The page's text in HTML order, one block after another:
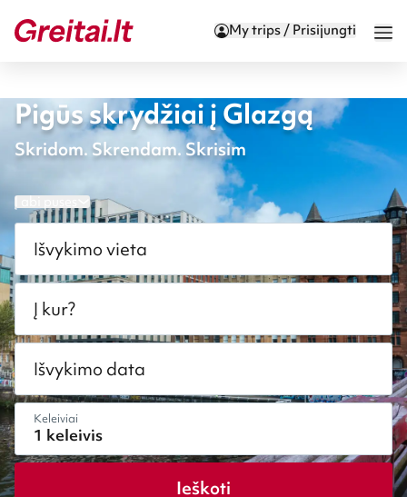
My trips / Prisijungti
Pigūs skrydžiai į Glazgą
Skridom. Skrendam. Skrisim
Į abi puses
Išvykimo vieta
Į kur?
Išvykimo data
Keleiviai
Ieškoti